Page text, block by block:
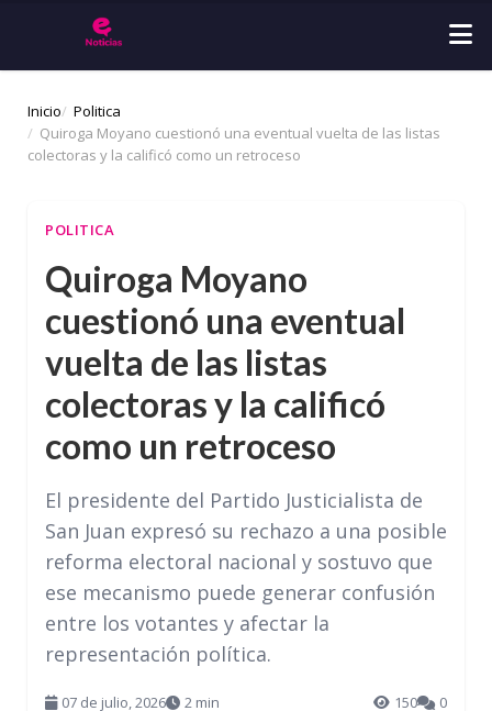
Inicio
Politica
Quiroga Moyano cuestionó una eventual vuelta de las listas
colectoras y la calificó como un retroceso
POLITICA
Quiroga Moyano
cuestionó una eventual
vuelta de las listas
colectoras y la calificó
como un retroceso
El presidente del Partido Justicialista de
San Juan expresó su rechazo a una posible
reforma electoral nacional y sostuvo que
ese mecanismo puede generar confusión
entre los votantes y afectar la
representación política.
07 de julio, 2026 2 min 150 0